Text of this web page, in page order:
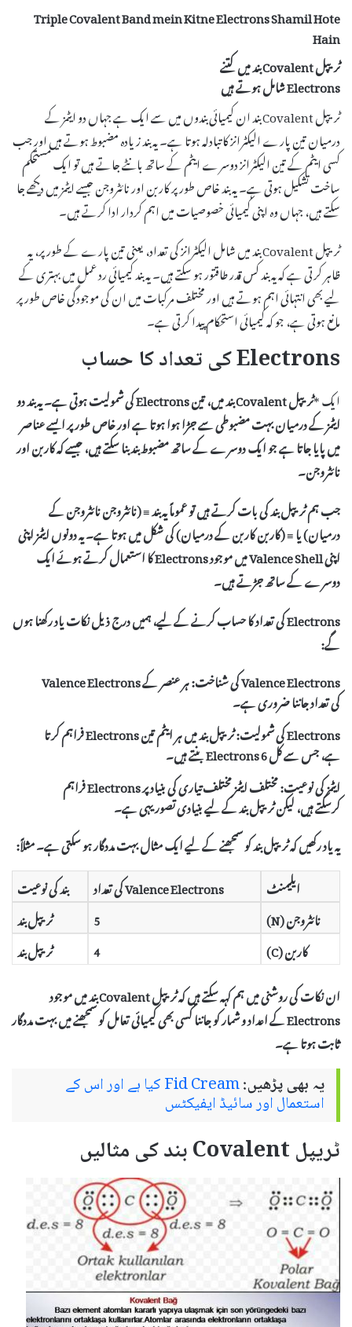
Triple Covalent Band mein Kitne Electrons Shamil Hote
Hain
ٹریپل Covalent بند میں کتنے
Electrons شامل ہوتے ہیں
ٹریپل Covalent بند ان کیمیائی بندوں میں سے ایک ہے جہاں دو ایٹمز کے
درمیان تین پارے الیکٹرانز کا تبادلہ ہوتا ہے۔ یہ بند زیادہ مضبوط ہوتے ہیں اور جب
کسی ایٹم کے تین الیکٹرانز دوسرے ایٹم کے ساتھ بانٹے جاتے ہیں تو ایک مستحکم
ساخت تشکیل ہوتی ہے۔ یہ بند خاص طور پر کاربن اور نائٹروجن جیسے ایٹمز میں دیکھے جا
سکتے ہیں، جہاں وہ اپنی کیمیائی خصوصیات میں اہم کردار ادا کرتے ہیں۔
ٹریپل Covalent بند میں شامل الیکٹرانز کی تعداد، یعنی تین پارے کے طور پر، یہ
ظاہر کرتی ہے کہ یہ بند کس قدر طاقتور ہو سکتے ہیں۔ یہ بند کیمیائی رد عمل میں بہتری کے
لیے بھی انتہائی اہم ہوتے ہیں اور مختلف مرکبات میں ان کی موجودگی خاص طور پر
مانع ہوتی ہے، جو کہ کیمیائی استحکام پیدا کرتی ہے۔
Electrons کی تعداد کا حساب
ایک *ٹریپل Covalent بند میں، تینElectronsکی شمولیت ہوتی ہے۔ یہ بند دو
ایٹمز کے درمیان بہت مضبوطی سے جڑا ہوا ہوتا ہے اور خاص طور پر ایسے عناصر
میں پایا جاتا ہے جو ایک دوسرے کے ساتھ مضبوط بند بنا سکتے ہیں، جیسے کہ کاربن اور
نائٹروجن۔
جب ہم ٹریپل بند کی بات کرتے ہیں تو عموماً یہ بند≡(نائٹروجن نائٹروجن کے
درمیان) یا≡(کاربن کاربن کے درمیان) کی شکل میں ہوتا ہے۔ یہ دونوں ایٹمز اپنی
اپنیValence Shell میں موجود Electrons کا استعمال کرتے ہوئے ایک
دوسرے کے ساتھ جڑتے ہیں۔
Electrons کی تعداد
کا حساب کرنے کے لیے، ہمیں درج ذیل نکات یاد رکھنا ہوں
گے:
Valence Electrons کی شناخت:
ہر عنصر کے Valence Electrons
کی تعداد جاننا ضروری ہے۔
Electrons کی شمولیت:
ٹریپل بند میں ہر ایٹم تین Electrons فراہم کرتا
ہے، جس سے کل6 Electrons
بنتے ہیں۔
ایٹمز کی نوعیت:
مختلف ایٹمز مختلف تیاری کی بنیاد پر Electrons فراہم
کرسکتے ہیں، لیکن ٹریپل بند کے لیے بنیادی تصور یہی ہے۔
یہ یاد رکھیں کہ ٹریپل بند کو سمجھنے کے لیے ایک مثال بہت مددگار ہو سکتی ہے۔ مثلاً:
ایلیمنٹ
Valence Electrons کی تعداد
بند کی نوعیت
نائٹروجن (N)
5
ٹریپل بند
کاربن (C)
4
ٹریپل بند
ان نکات کی روشنی میں ہم کہہ سکتے ہیں کہ ٹریپل Covalent بند میں موجود
Electronsکے اعداد و شمار کو جاننا کسی بھی کیمیائی تعامل کو سمجھنے میں بہت مددگار
ثابت ہوتا ہے۔
یہ بھی پڑھیں: Fid Cream کیا ہے اور اس کے
استعمال اور سائیڈ ایفیکٹس
ٹریپل Covalent بند کی مثالیں